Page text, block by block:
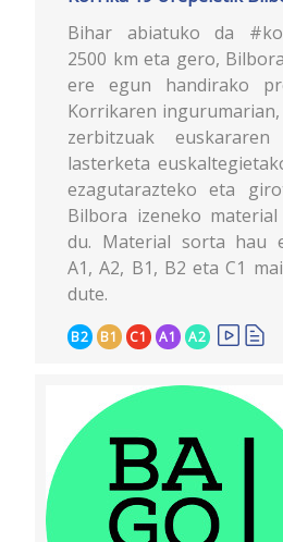
Bihar abiatuko da
2500 km eta gero,
ere egun handirako
Korrikaren ingurumarian,
zerbitzuak
lasterketa
ezagutarazteko eta
Bilbora izeneko
du. Material sorta hau
A1, A2, B1, B2 eta C1
dute.
B2 B1 C1 A1 A2